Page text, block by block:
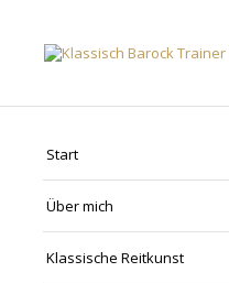
Start
Über mich
Klassische Reitkunst